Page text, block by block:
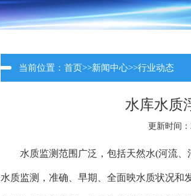
当前位置：首页>>新闻中心>>行业动态
水库水质
更新时间
水质监测范围广泛，包括天然水(河流
水质监测，准确、早期、全面映水质状况和